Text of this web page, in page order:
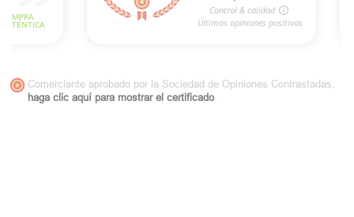
Comerciante aprobado por la Sociedad de Opiniones Contrastadas,
haga clic aquí para mostrar el certificado.